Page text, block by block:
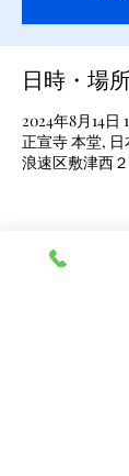
日時・場
2024年8月14日
正宣寺 本堂, 日
浪速区敷津西